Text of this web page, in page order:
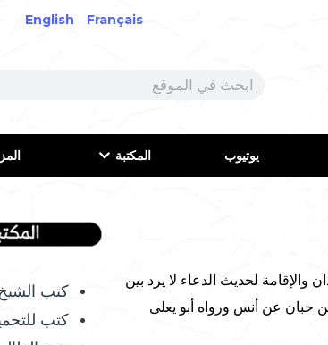
Français
English
يوتيوب المكتبة
لحديث الدعاء لا يرد بين
حبان عن أنس ورواه أبو يعلى
كتب
كتب